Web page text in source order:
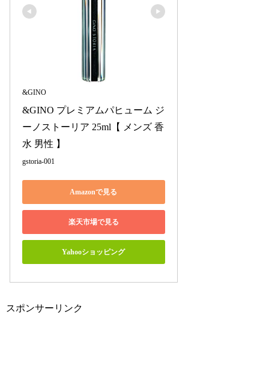
&GINO
&GINO プレミアムパヒューム ジ
ーノストーリア 25ml【 メンズ 香
水 男性 】
gstoria-001
Amazonで見る
楽天市場で見る
Yahooショッピング
スポンサーリンク